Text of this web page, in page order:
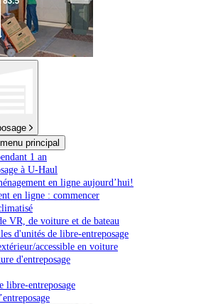
principal
1 an
à U-Haul
en ligne aujourd’hui!
en ligne : commencer
VR, de voiture et de bateau
d'unités de libre-entreposage
accessible en voiture
d'entreposage
libre-entreposage